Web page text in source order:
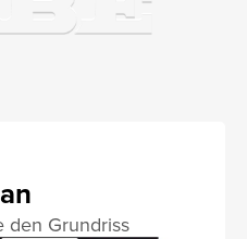
den Grundriss